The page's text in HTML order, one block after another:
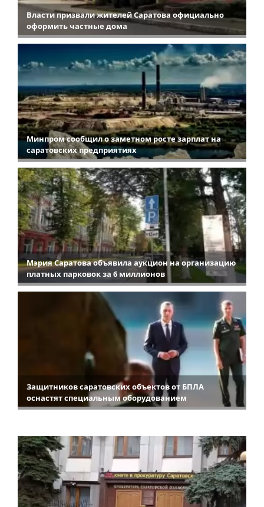
Власти призвали жителей Саратова официально
оформить частные дома
Минпром сообщил о заметном росте зарплат на
саратовских предприятиях
Мэрия Саратова объявила аукцион на организацию
платных парковок за 6 миллионов
Защитников саратовских объектов от БПЛА
оснастят специальным оборудованием